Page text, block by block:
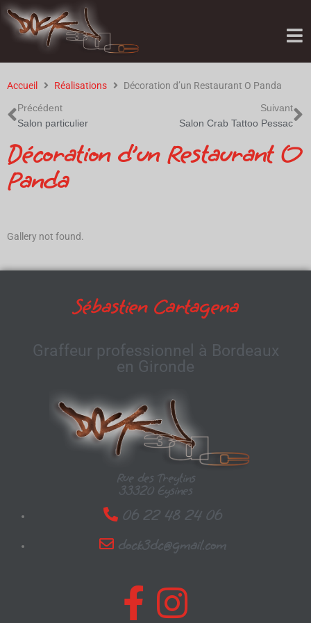
Accueil Réalisations
Décoration d’un Restaurant O Panda
Précédent
Salon particulier
Suivant
Salon Crab Tattoo Pessac
Décoration d’un Restaurant O
Panda
Gallery not found.
Sébastien Cartagena
Graffeur professionnel à Bordeaux
en Gironde
Rue des Treytins
33320 Eysines
06 22 48 24 06
dock3dc@gmail.com